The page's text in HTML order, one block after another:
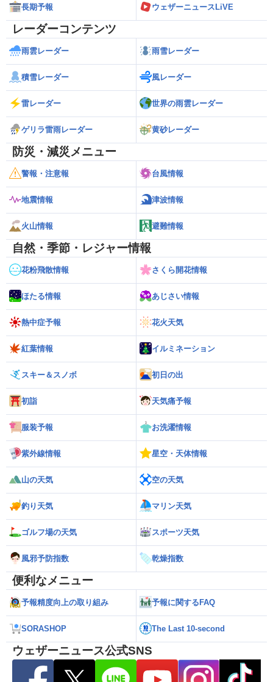
長期予報 ウェザーニュースLiVE
レーダーコンテンツ
雨雲レーダー 雨雪レーダー
積雪レーダー 風レーダー
雷レーダー 世界の雨雲レーダー
ゲリラ雷雨レーダー 黄砂レーダー
防災・減災メニュー
警報・注意報 台風情報
地震情報 津波情報
火山情報 避難情報
自然・季節・レジャー情報
花粉飛散情報 さくら開花情報
ほたる情報 あじさい情報
熱中症予報 花火天気
紅葉情報 イルミネーション
スキー＆スノボ 初日の出
初詣 天気痛予報
服装予報 お洗濯情報
紫外線情報 星空・天体情報
山の天気 空の天気
釣り天気 マリン天気
ゴルフ場の天気 スポーツ天気
風邪予防指数 乾燥指数
便利なメニュー
予報精度向上の取り組み 予報に関するFAQ
SORASHOP The Last 10-second
ウェザーニュース公式SNS